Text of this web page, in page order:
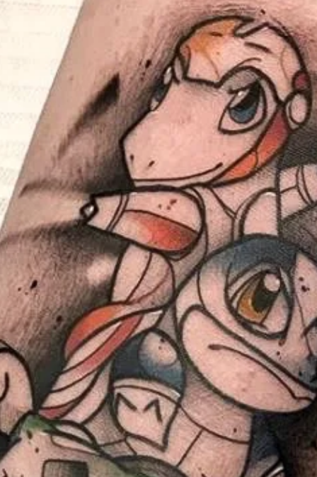
TATTOO.UA
8 жовт. 2025 р.
Читати 4 хв
ТАТУ ІДЕЇ
Тату павук: значення, ідеї та особливості
нанесення
Тату павук — це не просто зображення комахи, а символ сили,
терпіння та трансформації. Дізнайтеся про значення,
найпопулярніші місця для нанесення та ідеї для чоловіків і жінок.
Вибір стилю: реалістичний, мінімалістичний, блекворк та багато
іншого!